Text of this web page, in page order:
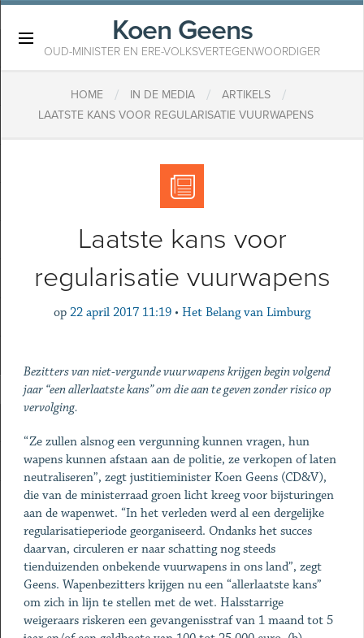
Koen Geens
OUD-MINISTER EN ERE-VOLKSVERTEGENWOORDIGER
HOME / IN DE MEDIA / ARTIKELS /
LAATSTE KANS VOOR REGULARISATIE VUURWAPENS
Laatste kans voor
regularisatie vuurwapens
op 22 april 2017 11:19 • Het Belang van Limburg
Bezitters van niet-vergunde vuurwapens krijgen begin volgend
jaar “een allerlaatste kans” om die aan te geven zonder risico op
vervolging.
“Ze zullen alsnog een vergunning kunnen vragen, hun
wapens kunnen afstaan aan de politie, ze verkopen of laten
neutraliseren”, zegt justitieminister Koen Geens (CD&V),
die van de ministerraad groen licht kreeg voor bijsturingen
aan de wapenwet. “In het verleden werd al een dergelijke
regularisatieperiode georganiseerd. Ondanks het succes
daarvan, circuleren er naar schatting nog steeds
tienduizenden onbekende vuurwapens in ons land”, zegt
Geens. Wapenbezitters krijgen nu een “allerlaatste kans”
om zich in lijn te stellen met de wet. Halsstarrige
weigeraars riskeren een gevangenisstraf van 1 maand tot 5